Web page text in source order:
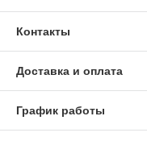
Контакты
Доставка и оплата
График работы